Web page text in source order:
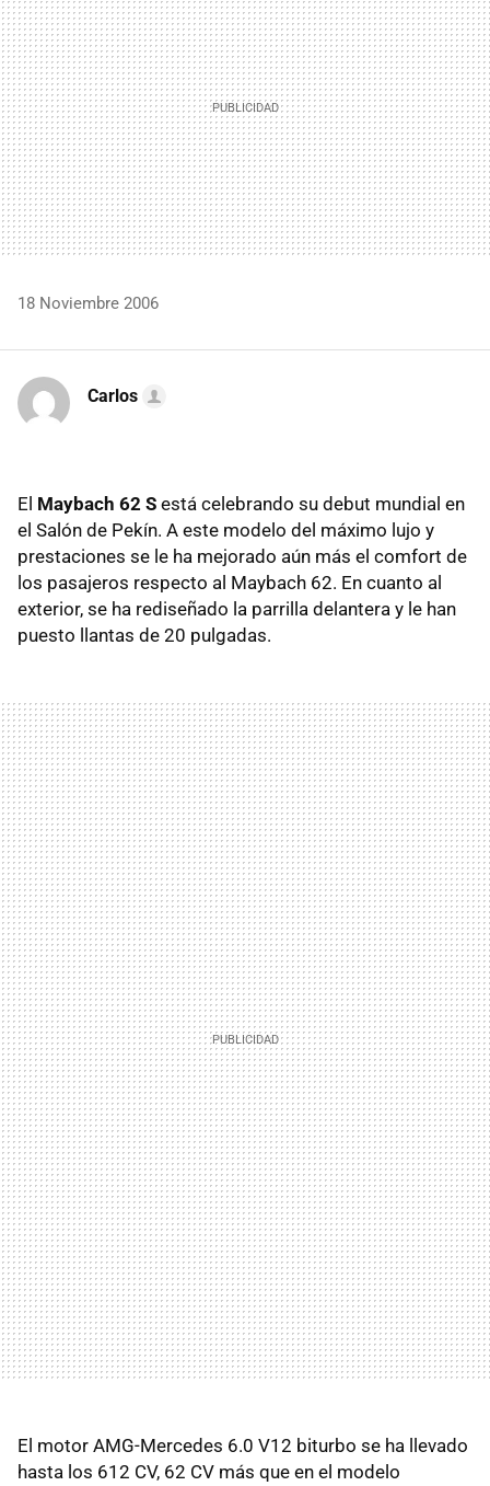
18 Noviembre 2006
Carlos
El Maybach 62 S está celebrando su debut mundial en
el Salón de Pekín. A este modelo del máximo lujo y
prestaciones se le ha mejorado aún más el comfort de
los pasajeros respecto al Maybach 62. En cuanto al
exterior, se ha rediseñado la parrilla delantera y le han
puesto llantas de 20 pulgadas.
El motor AMG-Mercedes 6.0 V12 biturbo se ha llevado
hasta los 612 CV, 62 CV más que en el modelo